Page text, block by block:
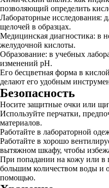
позволяющий определить
Лабораторные исследования:
щелочей в образцах.
Медицинская диагностика: в
желудочной кислоты.
Образование: в учебных
изменений pH.
Его бесцветная форма в
делают его удобным
Безопасность
Носите защитные очки или
Используйте перчатки,
материалов.
Работайте в лабораторной
Работайте в хорошо
вытяжном шкафу, чтобы
При попадании на кожу или в
большим количеством воды и
помощью.